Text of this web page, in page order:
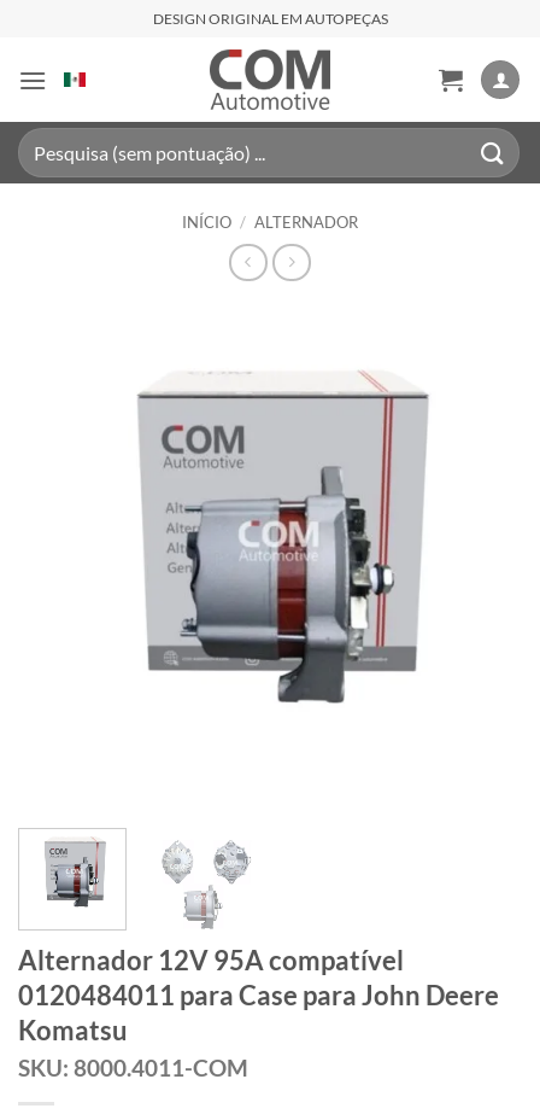
content
DESIGN ORIGINAL EM AUTOPEÇAS
Pesquisar
por:
INÍCIO / ALTERNADOR
Alternador 12V 95A compatível
0120484011 para Case para John Deere
Komatsu
SKU: 8000.4011-COM